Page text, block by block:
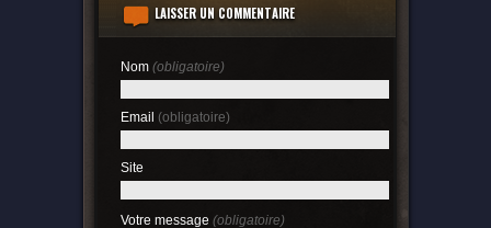
LAISSER UN COMMENTAIRE
Nom (obligatoire)
Email (obligatoire)
Site
Votre message (obligatoire)